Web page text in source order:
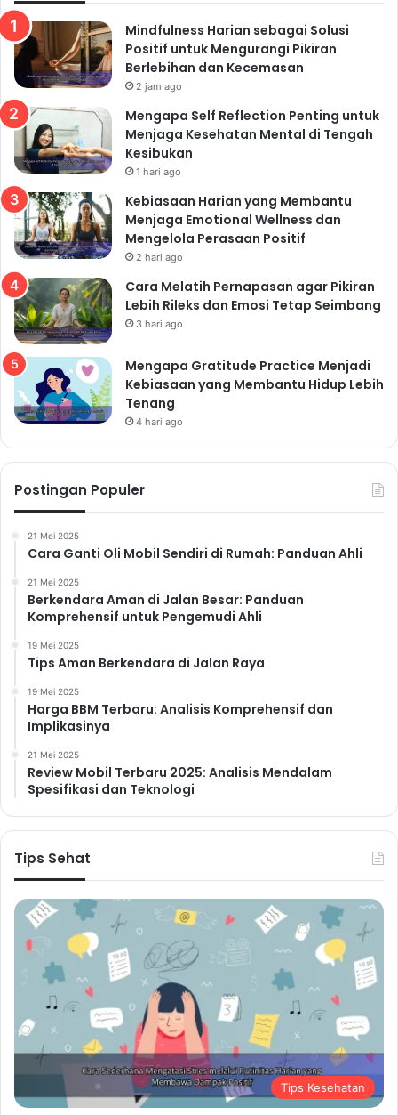
Mindfulness Harian sebagai Solusi
Positif untuk Mengurangi Pikiran
Berlebihan dan Kecemasan
2 jam ago
Mengapa Self Reflection Penting untuk
Menjaga Kesehatan Mental di Tengah
Kesibukan
1 hari ago
Kebiasaan Harian yang Membantu
Menjaga Emotional Wellness dan
Mengelola Perasaan Positif
2 hari ago
Cara Melatih Pernapasan agar Pikiran
Lebih Rileks dan Emosi Tetap Seimbang
3 hari ago
Mengapa Gratitude Practice Menjadi
Kebiasaan yang Membantu Hidup Lebih
Tenang
4 hari ago
Postingan Populer
21 Mei 2025
Cara Ganti Oli Mobil Sendiri di Rumah: Panduan Ahli
21 Mei 2025
Berkendara Aman di Jalan Besar: Panduan
Komprehensif untuk Pengemudi Ahli
19 Mei 2025
Tips Aman Berkendara di Jalan Raya
19 Mei 2025
Harga BBM Terbaru: Analisis Komprehensif dan
Implikasinya
21 Mei 2025
Review Mobil Terbaru 2025: Analisis Mendalam
Spesifikasi dan Teknologi
Tips Sehat
Tips Kesehatan